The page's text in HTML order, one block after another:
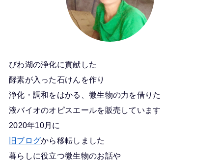
びわ湖の浄化に貢献した
酵素が入った石けんを作り
浄化・調和をはかる、微生物の力を借りた
液バイオのオピスエールを販売しています
2020年10月に
旧ブログから移転しました
暮らしに役立つ微生物のお話や